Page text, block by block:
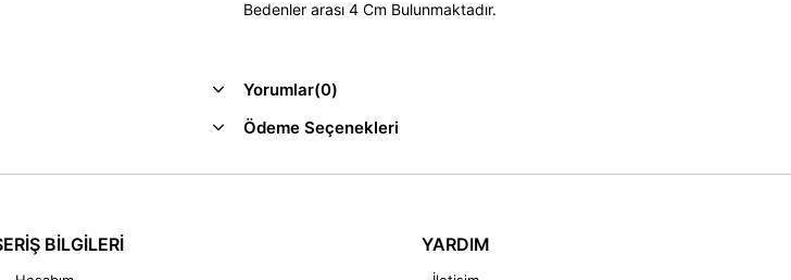
Bedenler arası 4 Cm Bulunmaktadır.
Yorumlar(0)
Ödeme Seçenekleri
BİLGİLERİ YARDIM